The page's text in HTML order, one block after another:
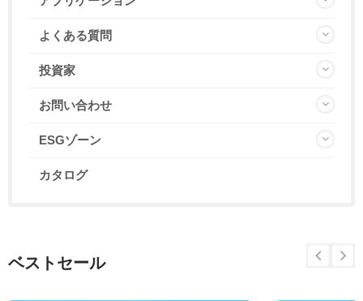
よくある質問
投資家
お問い合わせ
ESGゾーン
カタログ
ベストセール